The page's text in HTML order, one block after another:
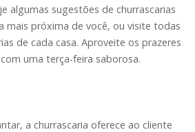
algumas sugestões de churrascarias
mais próxima de você, ou visite todas
de cada casa. Aproveite os prazeres
uma terça-feira saborosa.
a churrascaria oferece ao cliente